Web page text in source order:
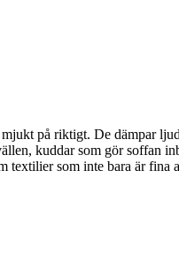
på riktigt. De dämpar
kuddar som gör soffan
som inte bara är fina